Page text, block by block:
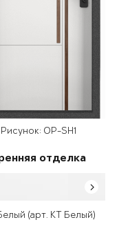
Рисунок: OP-SH1
отделка
(арт. КТ Белый)